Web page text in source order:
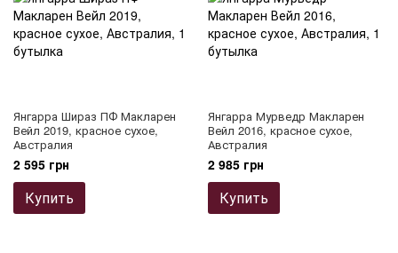
Янгарра Шираз ПФ Макларен
Вейл 2019, красное сухое,
Австралия
2 595 грн
Купить
Янгарра Мурведр Макларен
Вейл 2016, красное сухое,
Австралия
2 985 грн
Купить